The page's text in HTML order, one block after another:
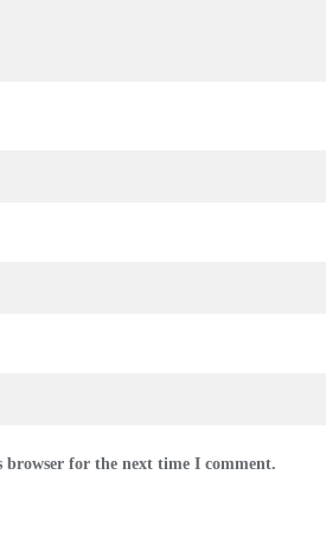
browser for the next time I comment.